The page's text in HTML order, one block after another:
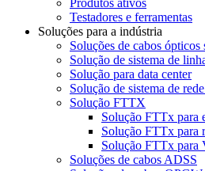
Produtos ativos
Testadores e ferramentas
Soluções para a indústria
Soluções de cabos
Solução de sistema de
Solução para data center
Solução de sistema de
Solução FTTX
Solução FTTx para
Solução FTTx para
Solução FTTx para
Soluções de cabos ADSS